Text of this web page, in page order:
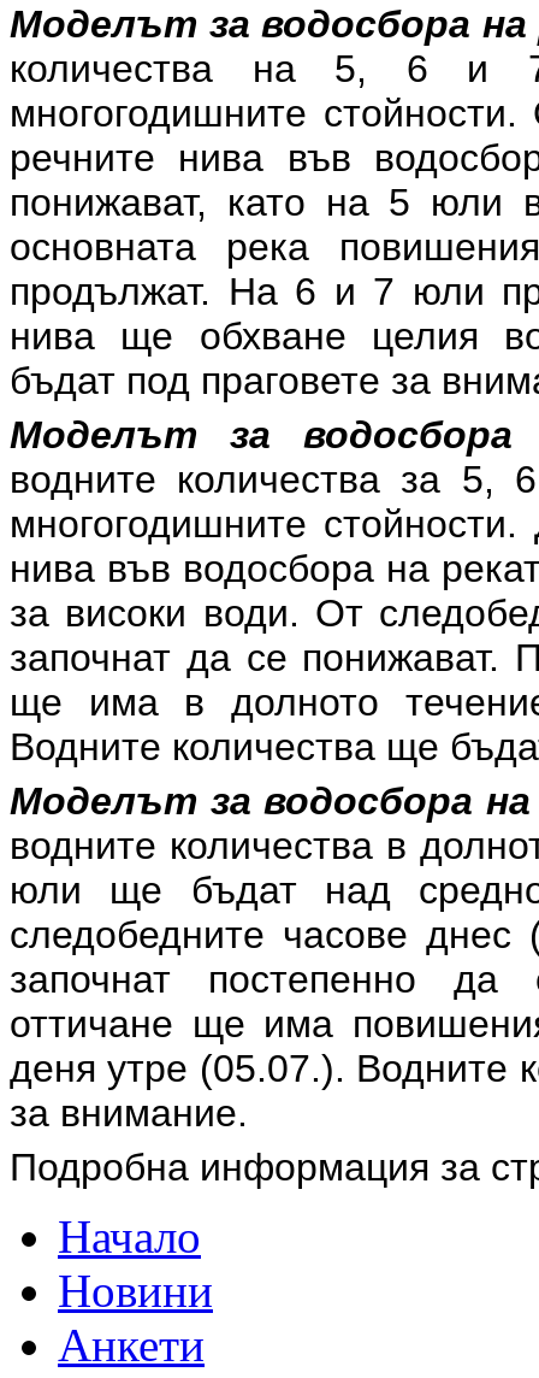
Моделът за водосбора на
количества на 5, 6 и
многогодишните
речните нива във
понижават, като на 5 юли
основната река
продължат. На 6 и 7 юли
нива ще обхване целия
бъдат под праговете за
Моделът за
водните количества за
многогодишните
нива във водосбора на
за високи води. От
започнат да се понижават.
ще има в долното
Водните количества ще
Моделът за водосбора на
водните количества в
юли ще бъдат над средно
следобедните часове
започнат постепенно да
оттичане ще има
деня утре (05.07.). Водните
за внимание.
Подробна информация за
Начало
Новини
Анкети